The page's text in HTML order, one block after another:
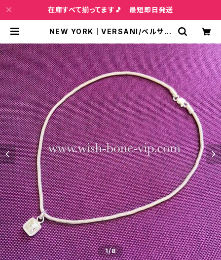
在庫すべて揃ってます🎵 最短即日発送
NEW YORK｜VERSANI/ベルサー
ペンダント・ネックレス｜クリアー |
インポートファッション＆ジュエリー
Wish Bone VIP
1/8